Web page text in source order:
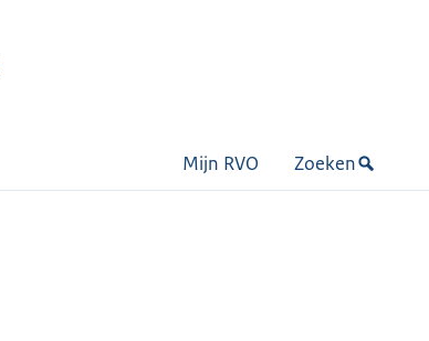
Mijn RVO Zoeken